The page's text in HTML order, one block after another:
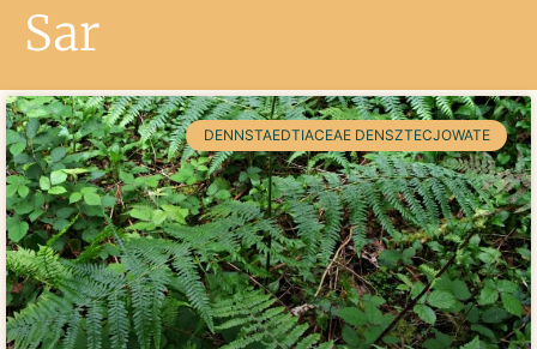
Sar
DENNSTAEDTIACEAE DENSZTECJOWATE